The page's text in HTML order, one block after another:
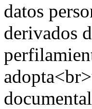
datos
derivados